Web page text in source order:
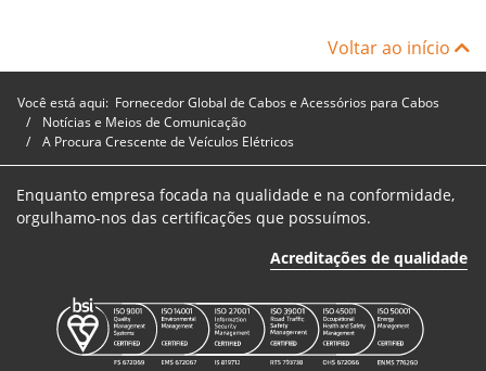
Voltar ao início
Você está aqui: Fornecedor Global de Cabos e Acessórios para Cabos
Notícias e Meios de Comunicação
A Procura Crescente de Veículos Elétricos
Enquanto empresa focada na qualidade e na conformidade,
orgulhamo-nos das certificações que possuímos.
Acreditações de qualidade